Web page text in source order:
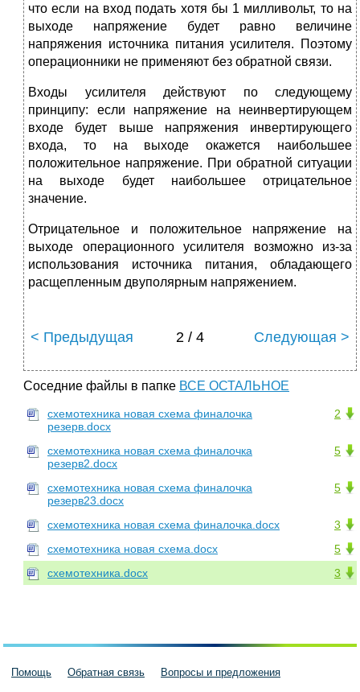
что если на вход подать хотя бы 1 милливольт, то на
выходе напряжение будет равно величине
напряжения источника питания усилителя. Поэтому
операционники не применяют без обратной связи.
Входы усилителя действуют по следующему
принципу: если напряжение на неинвертирующем
входе будет выше напряжения инвертирующего
входа, то на выходе окажется наибольшее
положительное напряжение. При обратной ситуации
на выходе будет наибольшее отрицательное
значение.
Отрицательное и положительное напряжение на
выходе операционного усилителя возможно из-за
использования источника питания, обладающего
расщепленным двуполярным напряжением.
< Предыдущая 2 / 4 Следующая >
Соседние файлы в папке ВСЕ ОСТАЛЬНОЕ
2
схемотехника новая схема финалочка
резерв.docx
5
схемотехника новая схема финалочка
резерв2.docx
5
схемотехника новая схема финалочка
резерв23.docx
3
схемотехника новая схема финалочка.docx
5
схемотехника новая схема.docx
3
схемотехника.docx
Помощь Обратная связь Вопросы и предложения